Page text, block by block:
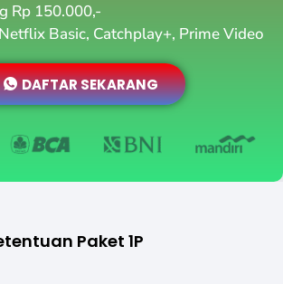
Rp 150.000,-
Basic, Catchplay+, Prime Video
DAFTAR SEKARANG
Paket 1P